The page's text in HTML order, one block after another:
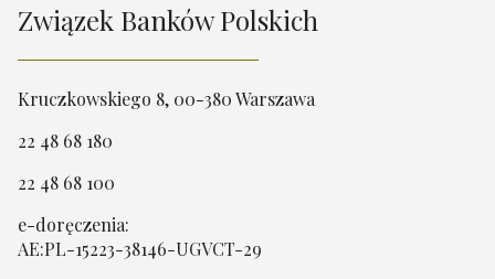
Związek Banków Polskich
Kruczkowskiego 8, 00-380 Warszawa
22 48 68 180
22 48 68 100
e-doręczenia:
AE:PL-15223-38146-UGVCT-29